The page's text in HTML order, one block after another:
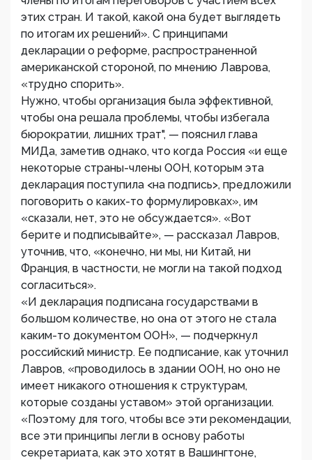
этих стран. И такой, какой она будет выглядеть
по итогам их решений». С принципами
декларации о реформе, распространенной
американской стороной, по мнению Лаврова,
«трудно спорить».
Нужно, чтобы организация была эффективной,
чтобы она решала проблемы, чтобы избегала
бюрократии, лишних трат", — пояснил глава
МИДа, заметив однако, что когда Россия «и еще
некоторые страны-члены ООН, которым эта
декларация поступила <на подпись>, предложили
поговорить о каких-то формулировках», им
«сказали, нет, это не обсуждается». «Вот
берите и подписывайте», — рассказал Лавров,
уточнив, что, «конечно, ни мы, ни Китай, ни
Франция, в частности, не могли на такой подход
согласиться».
«И декларация подписана государствами в
большом количестве, но она от этого не стала
каким-то документом ООН», — подчеркнул
российский министр. Ее подписание, как уточнил
Лавров, «проводилось в здании ООН, но оно не
имеет никакого отношения к структурам,
которые созданы уставом» этой организации.
«Поэтому для того, чтобы все эти рекомендации,
все эти принципы легли в основу работы
секретариата, как это хотят в Вашингтоне,